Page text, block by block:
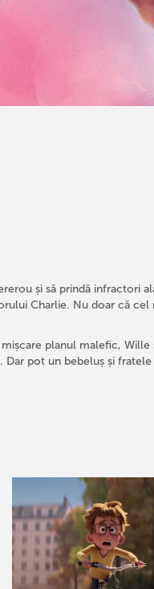
și să prindă infractori
Charlie. Nu doar că
planul malefic, Wille
pot un bebeluș și fratele